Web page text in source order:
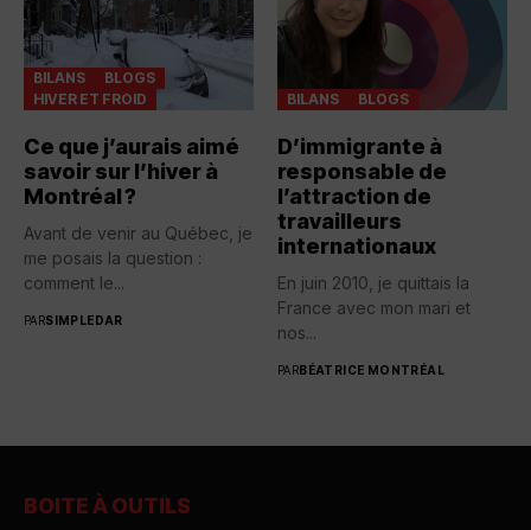
BILANS
BLOGS
HIVER ET FROID
Ce que j’aurais aimé
savoir sur l’hiver à
Montréal ?
Avant de venir au Québec, je
me posais la question :
comment le...
PARSIMPLEDAR
BILANS BLOGS
D’immigrante à
responsable de
l’attraction de
travailleurs
internationaux
En juin 2010, je quittais la
France avec mon mari et
nos...
PARBÉATRICE MONTRÉAL
BOITE À OUTILS